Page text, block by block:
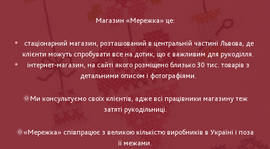
Магазин «Мережка» це:
стаціонарний магазин, розташований в центральній частині Львова, де
клієнти можуть спробувати все на дотик, що є важливим для рукоділля.
інтернет-магазин, на сайті якого розміщено близько 30 тис. товарів з
детальними описом і фотографіями.
🌞Ми консультуємо своїх клієнтів, адже всі працівники магазину теж
затяті рукодільниці.
🌞«Мережка» співпрацює з великою кількістю виробників в Україні і поза
її межами.